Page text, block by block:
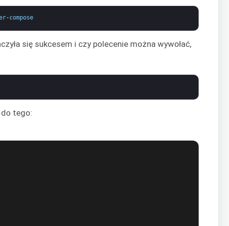
-compose
się sukcesem i czy polecenie można wywołać,
tego: